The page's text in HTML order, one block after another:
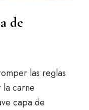
de
las reglas
carne
capa de